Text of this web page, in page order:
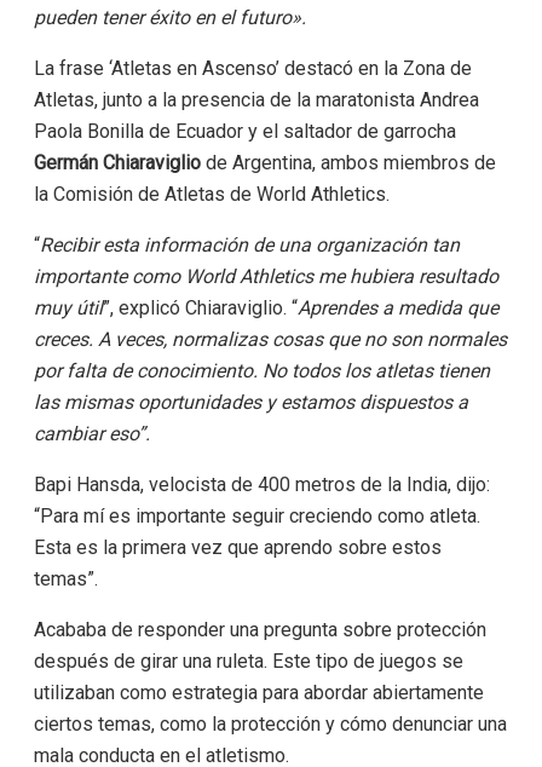
pueden tener éxito en el futuro».
La frase ‘Atletas en Ascenso’ destacó en la Zona de
Atletas, junto a la presencia de la maratonista Andrea
Paola Bonilla de Ecuador y el saltador de garrocha
Germán Chiaravigliode Argentina, ambos miembros de
la Comisión de Atletas de World Athletics.
“Recibir esta información de una organización tan
importante como World Athletics me hubiera resultado
muy útil”, explicó Chiaraviglio. “Aprendes a medida que
creces. A veces, normalizas cosas que no son normales
por falta de conocimiento. No todos los atletas tienen
las mismas oportunidades y estamos dispuestos a
cambiar eso”.
Bapi Hansda, velocista de 400 metros de la India, dijo:
“Para mí es importante seguir creciendo como atleta.
Esta es la primera vez que aprendo sobre estos
temas”.
Acababa de responder una pregunta sobre protección
después de girar una ruleta. Este tipo de juegos se
utilizaban como estrategia para abordar abiertamente
ciertos temas, como la protección y cómo denunciar una
mala conducta en el atletismo.